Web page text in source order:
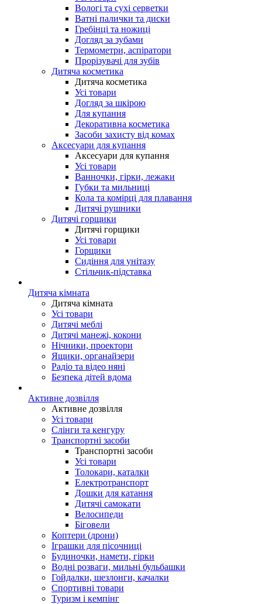
Вологі та сухі серветки
Ватні палички та диски
Гребінці та ножиці
Догляд за зубами
Термометри, аспіратори
Прорізувачі для зубів
Дитяча косметика
Дитяча косметика
Усі товари
Догляд за шкірою
Для купання
Декоративна косметика
Засоби захисту від комах
Аксесуари для купання
Аксесуари для купання
Усі товари
Ванночки, гірки, лежаки
Губки та мильниці
Кола та комірці для плавання
Дитячі рушники
Дитячі горщики
Дитячі горщики
Усі товари
Горщики
Сидіння для унітазу
Стільчик-підставка
Дитяча кімната
Дитяча кімната
Усі товари
Дитячі меблі
Дитячі манежі, кокони
Нічники, проектори
Ящики, органайзери
Радіо та відео няні
Безпека дітей вдома
Активне дозвілля
Активне дозвілля
Усі товари
Слінги та кенгуру
Транспортні засоби
Транспортні засоби
Усі товари
Толокари, каталки
Електротранспорт
Дошки для катання
Дитячі самокати
Велосипеди
Біговели
Коптери (дрони)
Іграшки для пісочниці
Будиночки, намети, гірки
Водні розваги, мильні бульбашки
Гойдалки, шезлонги, качалки
Спортивні товари
Туризм і кемпінг